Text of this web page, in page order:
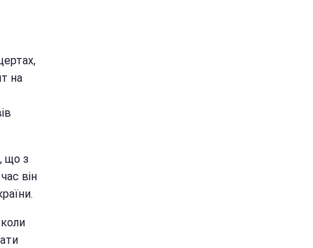
на
що з
він